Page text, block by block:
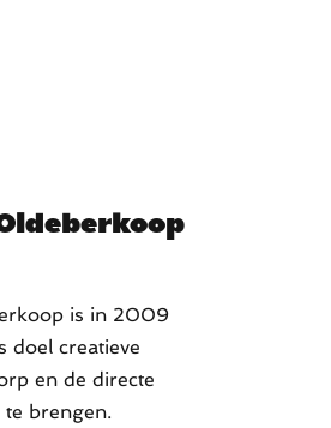
is in 2009
doel creatieve
en de directe
brengen.